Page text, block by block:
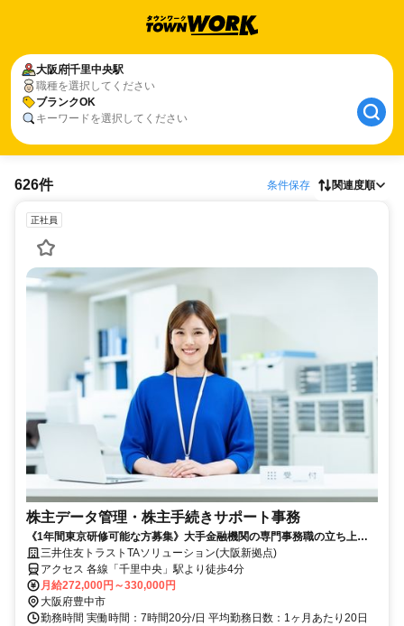
大阪府千里中央駅
職種を選択してください
ブランクOK
キーワードを選択してください
626件 条件保存 関連度順
正社員
株主データ管理・株主手続きサポート事務
《1年間東京研修可能な方募集》大手金融機関の専門事務職の立ち上げ
メンバー募集！土日祝休み
三井住友トラストTAソリューション(大阪新拠点)
アクセス 各線「千里中央」駅より徒歩4分
月給272,000円～330,000円
大阪府豊中市
勤務時間 実働時間：7時間20分/日 平均勤務日数：1ヶ月あたり20日